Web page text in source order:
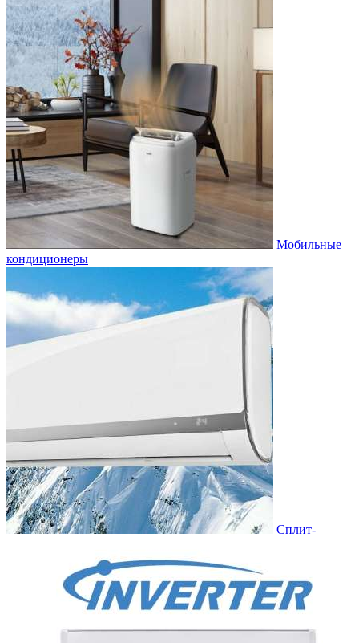
Мобильные
кондиционеры
Сплит-